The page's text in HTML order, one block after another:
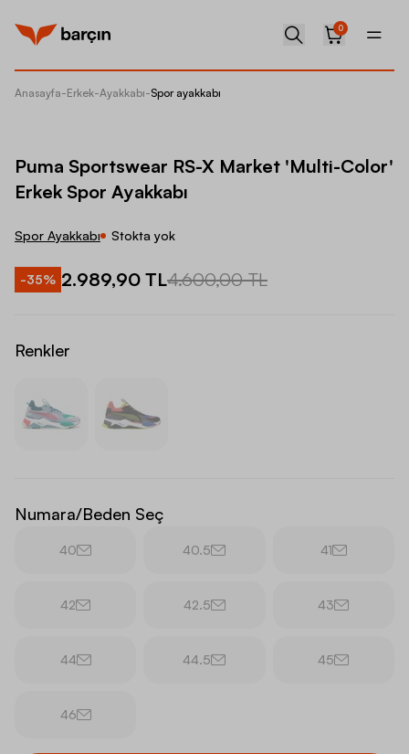
0
Anasayfa-Erkek-Ayakkabı-Spor ayakkabı
Puma Sportswear RS-X Market 'Multi-Color'
Erkek Spor Ayakkabı
Spor Ayakkabı Stokta yok
-35% 2.989,90 TL4.600,00 TL
Renkler
Numara/Beden Seç
40 40.5 41
42 42.5 43
44 44.5 45
46